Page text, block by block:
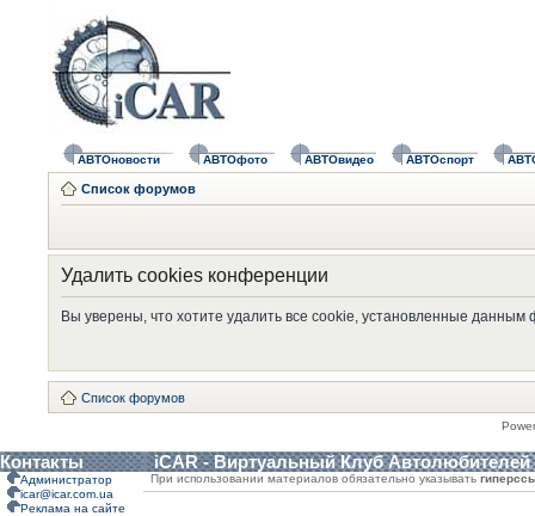
АВТОновости АВТОфото АВТОвидео АВТОспорт
Список форумов
Удалить cookies конференции
Вы уверены, что хотите удалить все cookie, установленные
Список форумов
Контакты iCAR - Виртуальный Клуб Автолюбителей
Администратор
icar@icar.com.ua
Реклама на сайте
При использовании материалов обязательно указывать